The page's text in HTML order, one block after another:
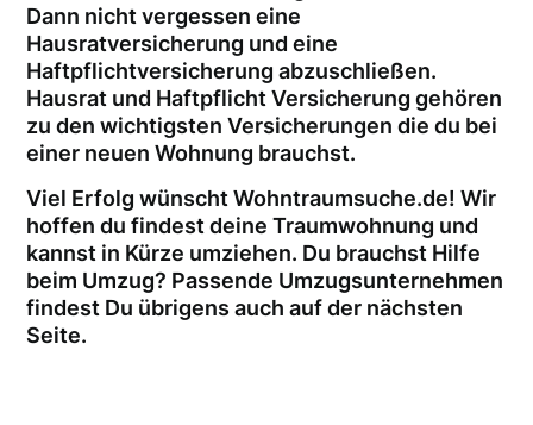
Dann nicht vergessen eine
Hausratversicherung und eine
Haftpflichtversicherung abzuschließen.
Hausrat und Haftpflicht Versicherung gehören
zu den wichtigsten Versicherungen die du bei
einer neuen Wohnung brauchst.
Viel Erfolg wünscht Wohntraumsuche.de! Wir
hoffen du findest deine Traumwohnung und
kannst in Kürze umziehen. Du brauchst Hilfe
beim Umzug? Passende Umzugsunternehmen
findest Du übrigens auch auf der nächsten
Seite.